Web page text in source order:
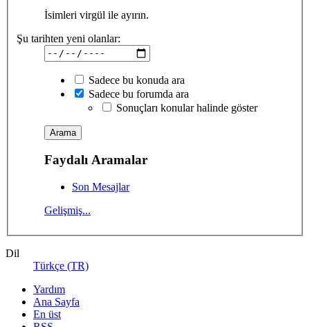
İsimleri virgül ile ayırın.
Şu tarihten yeni olanlar:
Sadece bu konuda ara
Sadece bu forumda ara
Sonuçları konular halinde göster
Faydalı Aramalar
Son Mesajlar
Gelişmiş...
Dil
Türkçe (TR)
Yardım
Ana Sayfa
En üst